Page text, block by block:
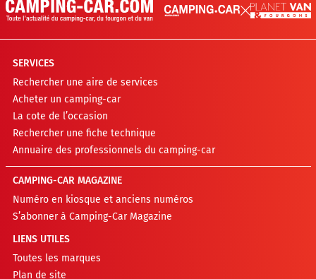
SERVICES
Rechercher une aire de services
Acheter un camping-car
La cote de l’occasion
Rechercher une fiche technique
Annuaire des professionnels du camping-car
CAMPING-CAR MAGAZINE
Numéro en kiosque et anciens numéros
S’abonner à Camping-Car Magazine
LIENS UTILES
Toutes les marques
Plan de site